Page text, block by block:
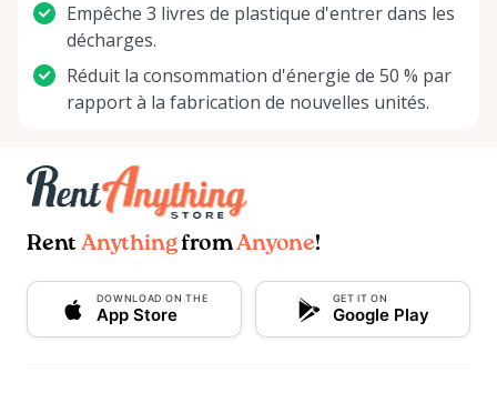
Empêche 3 livres de plastique d'entrer dans les
décharges.
Réduit la consommation d'énergie de 50 % par
rapport à la fabrication de nouvelles unités.
Rent AnythingfromAnyone!
DOWNLOAD ON THE
App Store
GET IT ON
Google Play